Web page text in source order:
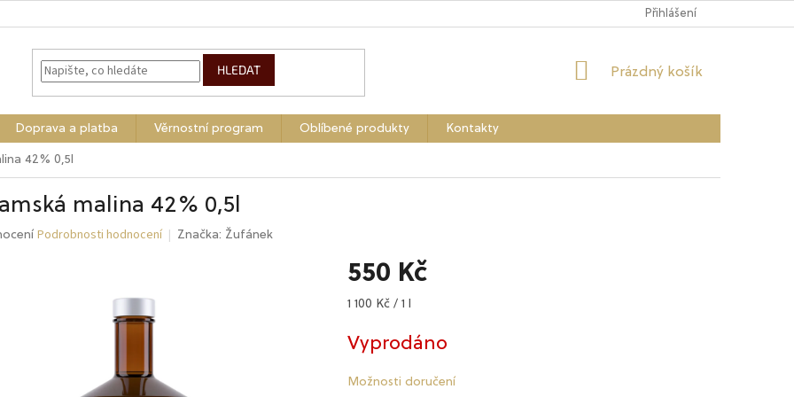
Přihlášení
HLEDAT
NÁKUPNÍ
Prázdný košík
Doprava a platba Věrnostní program Oblíbené produkty Kontakty
42% 0,5l
malina 42% 0,5l
Podrobnosti hodnocení Značka: Žufánek
550 Kč
Měrná
1 100 Kč / 1 l
Vyprodáno
Možnosti doručení